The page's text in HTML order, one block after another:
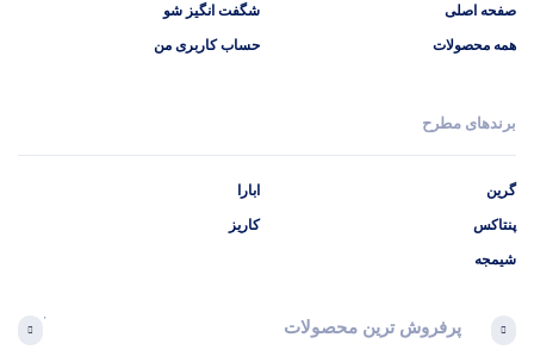
صفحه اصلی
همه محصولات
شگفت انگیز شو
حساب کاربری من
برندهای مطرح
گرین
پنتاکس
شیمجه
ابارا
کاریز
پرفروش ترین محصولات